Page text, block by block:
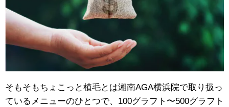
そもそもちょこっと植毛とは湘南AGA横浜院で取り扱っ
ているメニューのひとつで、100グラフト〜500グラフト